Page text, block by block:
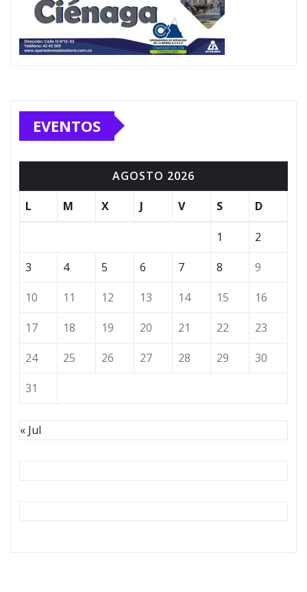
EVENTOS
AGOSTO 2026
L
M X J V S D
1
2
3
4 5 6 7 8
9
10
11 12 13 14 15
16
17
18 19 20 21 22
23
24
25 26 27 28 29
30
31
« Jul